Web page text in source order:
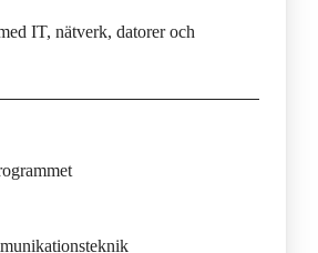
IT, nätverk, datorer och